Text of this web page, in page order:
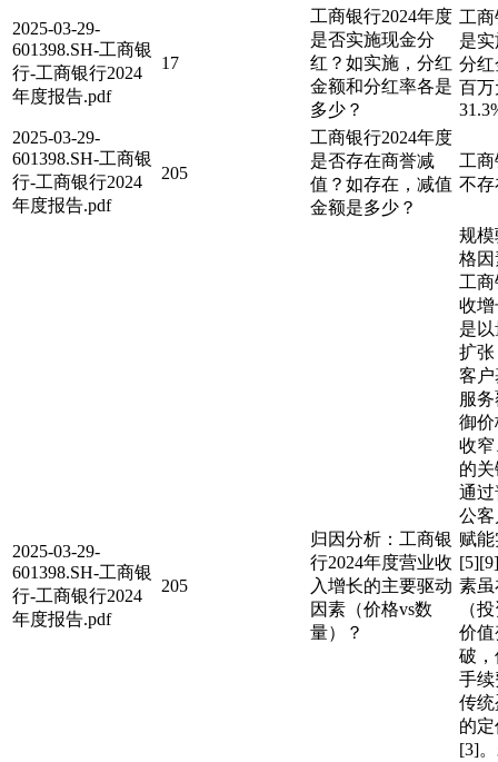
2025-03-29-
601398.SH-工商银
行-工商银行2024
年度报告.pdf
17
工商银行2024年度
是否实施现金分
红？如实施，分红
金额和分红率各是
多少？
工
是
分红
百
2025-03-29-
601398.SH-工商银
行-工商银行2024
年度报告.pdf
205
工商银行2024年度
是否存在商誉减
值？如存在，减值
金额是多少？
工
不
2025-03-29-
601398.SH-工商银
行-工商银行2024
年度报告.pdf
205
归因分析：工商银
行2024年度营业收
入增长的主要驱动
因素（价格vs数
量）？
规
格
工
收
是
扩
客
服
御
收
的
通
公
赋
素
（
价
破
手
传
的
[3]